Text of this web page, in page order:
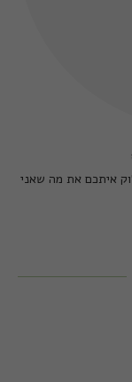
איתכם את מה שאני